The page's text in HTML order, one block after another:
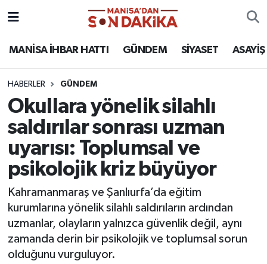
MANİSA İHBAR HATTI GÜNDEM SİYASET ASAYİŞ
HABERLER GÜNDEM
Okullara yönelik silahlı
saldırılar sonrası uzman
uyarısı: Toplumsal ve
psikolojik kriz büyüyor
Kahramanmaraş ve Şanlıurfa’da eğitim
kurumlarına yönelik silahlı saldırıların ardından
uzmanlar, olayların yalnızca güvenlik değil, aynı
zamanda derin bir psikolojik ve toplumsal sorun
olduğunu vurguluyor.
ASAYİŞ
KÜLTÜR-SANAT
MAGAZİN
MANİSA'DA TRAFİK
SİYASET
SPOR
YAŞAM
Hava Durumu
Puan Durumu ve Fikstür
Tüm Manşetler
Son Dakika Haberleri
Haber Arşivi